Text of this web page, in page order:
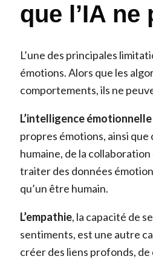
que l’IA
L’une des principales
émotions. Alors que les
comportements, ils ne
L’intelligence émotionnelle
propres émotions, ainsi que
humaine, de la
traiter des données
qu’un être humain.
L’empathie, la capacité de
sentiments, est une autre
créer des liens profonds,